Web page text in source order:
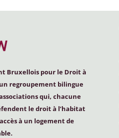
Bruxellois pour le Droit à
regroupement bilingue
qui, chacune
le droit à l’habitat
à un logement de